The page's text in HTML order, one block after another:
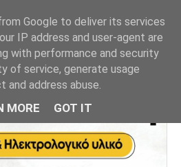
Google to deliver its services
IP address and user-agent are
with performance and security
of service, generate usage
address abuse.
MORE GOT IT